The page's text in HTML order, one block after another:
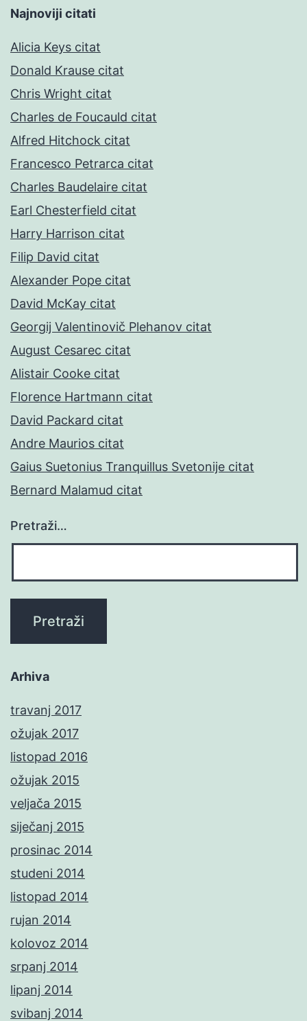
Najnoviji citati
Alicia Keys citat
Donald Krause citat
Chris Wright citat
Charles de Foucauld citat
Alfred Hitchock citat
Francesco Petrarca citat
Charles Baudelaire citat
Earl Chesterfield citat
Harry Harrison citat
Filip David citat
Alexander Pope citat
David McKay citat
Georgij Valentinovič Plehanov citat
August Cesarec citat
Alistair Cooke citat
Florence Hartmann citat
David Packard citat
Andre Maurios citat
Gaius Suetonius Tranquillus Svetonije citat
Bernard Malamud citat
Pretraži…
Arhiva
travanj 2017
ožujak 2017
listopad 2016
ožujak 2015
veljača 2015
siječanj 2015
prosinac 2014
studeni 2014
listopad 2014
rujan 2014
kolovoz 2014
srpanj 2014
lipanj 2014
svibanj 2014